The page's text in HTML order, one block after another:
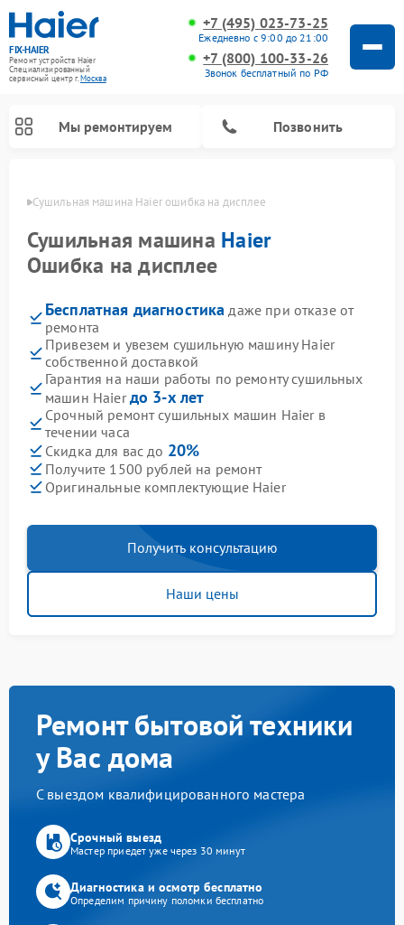
FIX-HAIER
Ремонт устройств Haier
Специализированный
cервисный центр г.Москва
+7 (495) 023-73-25
Ежедневно с 9:00 до 21:00
+7 (800) 100-33-26
Звонок бесплатный по РФ
Мы ремонтируем Позвонить
Сушильная машина Haier ошибка на дисплее
Сушильная машина Haier
Ошибка на дисплее
Бесплатная диагностика даже при отказе от
ремонта
Привезем и увезем сушильную машину Haier
собственной доставкой
Гарантия на наши работы по ремонту сушильных
машин Haierдо 3-х лет
Срочный ремонт сушильных машин Haier в
течении часа
Скидка для вас до 20%
Получите 1500 рублей на ремонт
Оригинальные комплектующие Haier
Получить консультацию
Наши цены
Ремонт бытовой техники
у Вас дома
С выездом квалифицированного мастера
Срочный выезд
Мастер приедет уже через 30 минут
Диагностика и осмотр бесплатно
Определим причину поломки бесплатно